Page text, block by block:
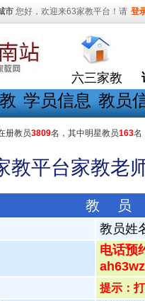
市 您好，欢迎来63家教平台！请 登
六三家教
学员信息 教员
册教员3809名，其中明星教员163名
教平台家教老
教 员
教员姓
电话预
提示：